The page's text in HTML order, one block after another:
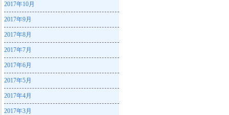
2017年10月
2017年9月
2017年8月
2017年7月
2017年6月
2017年5月
2017年4月
2017年3月